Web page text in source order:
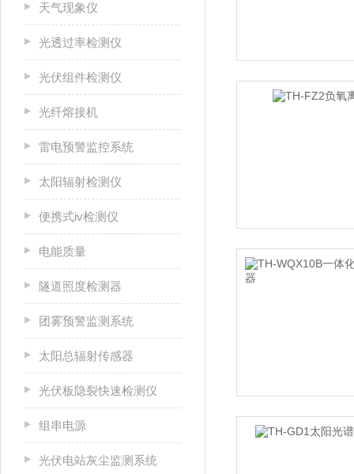
天气现象仪
光透过率检测仪
光伏组件检测仪
光纤熔接机
雷电预警监控系统
太阳辐射检测仪
便携式iv检测仪
电能质量
隧道照度检测器
团雾预警监测系统
太阳总辐射传感器
光伏板隐裂快速检测仪
组串电源
光伏电站灰尘监测系统